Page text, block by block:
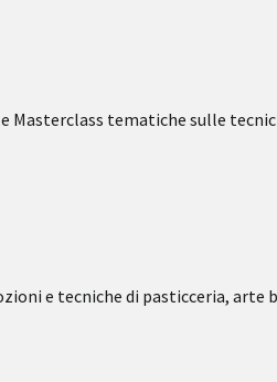
Masterclass tematiche sulle
e tecniche di pasticceria, arte